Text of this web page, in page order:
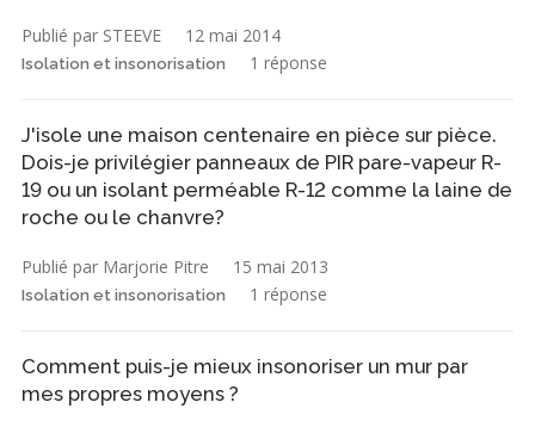
Publié par STEEVE 12 mai 2014
Isolation et insonorisation 1 réponse
J'isole une maison centenaire en pièce sur pièce.
Dois-je privilégier panneaux de PIR pare-vapeur R-
19 ou un isolant perméable R-12 comme la laine de
roche ou le chanvre?
Publié par Marjorie Pitre 15 mai 2013
Isolation et insonorisation 1 réponse
Comment puis-je mieux insonoriser un mur par
mes propres moyens ?